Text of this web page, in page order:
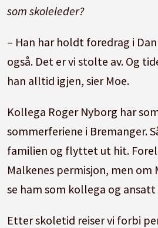
som skoleleder?
– Han har holdt foredrag i
også. Det er vi stolte av. Og
han alltid igjen, sier Moe.
Kollega Roger Nyborg har
sommerferiene i Bremanger.
familien og flyttet ut hit.
Malkenes permisjon, men om
se ham som kollega og
Etter skoletid reiser vi forbi